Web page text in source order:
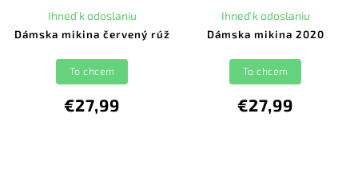
Dámska mikina červený rúž
Ihneď k odoslaniu
€27,99
To chcem
Dámska mikina 2020
Ihneď k odoslaniu
€27,99
To chcem